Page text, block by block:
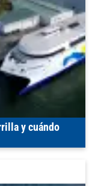
y cuándo